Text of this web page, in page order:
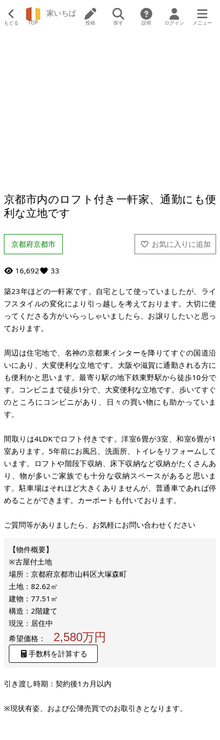
もどる TOP
家いちば
投稿 探す 説明 ログイン メニュー
京都市内のロフト付き一軒家、通勤にも便
利な立地です
京都府京都市
16,692 33
築23年ほどの一軒家です。自宅として使っていましたが、ライ
フスタイルの変化により引っ越しを考えております。大切に使
ってくださる方がいらっしゃいましたら、お譲りしたいと思っ
ております。
周辺は住宅地で、名神の京都東インターを降りてすぐの国道沿
いにあり、大変便利な立地です。大阪や滋賀に通勤される方に
も便利かと思います。最寄り駅の地下鉄東野駅から徒歩10分で
す。コンビニまで徒歩1分で、大変便利な立地です。歩いてすぐ
のところにコンビニがあり、日々の買い物にも助かっていま
す。
間取りは4LDKでロフト付きです。洋室6畳が3室、和室6畳が1
室あります。5年前にお風呂、洗面所、トイレをリフォームして
います。ロフトや階段下収納、床下収納など収納がたくさんあ
り、物が多いご家族でも十分な収納スペースがあると思いま
す。駐車場はそれほど大きくありませんが、普通車であれば停
めることができます。カーポートも付いております。
ご質問等がありましたら、お気軽にお問い合わせください
※古屋付土地
場所：京都府京都市山科区大塚森町
土地：82.62㎡
建物：77.51㎡
構造：2階建て
現況：居住中
希望価格：
2,580万円
手数料を計算する
引き渡し時期：契約後1カ月以内
※現状有姿、および公簿売買でのお取引きとなります。